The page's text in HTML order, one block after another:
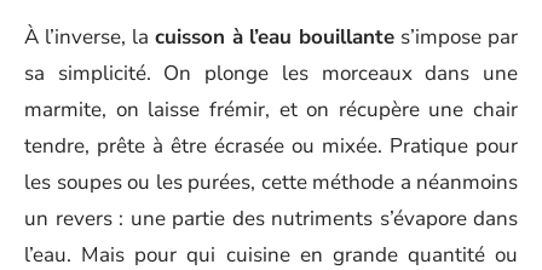
À l’inverse, la cuisson à l’eau bouillante s’impose par
sa simplicité. On plonge les morceaux dans une
marmite, on laisse frémir, et on récupère une chair
tendre, prête à être écrasée ou mixée. Pratique pour
les soupes ou les purées, cette méthode a néanmoins
un revers : une partie des nutriments s’évapore dans
l’eau. Mais pour qui cuisine en grande quantité ou